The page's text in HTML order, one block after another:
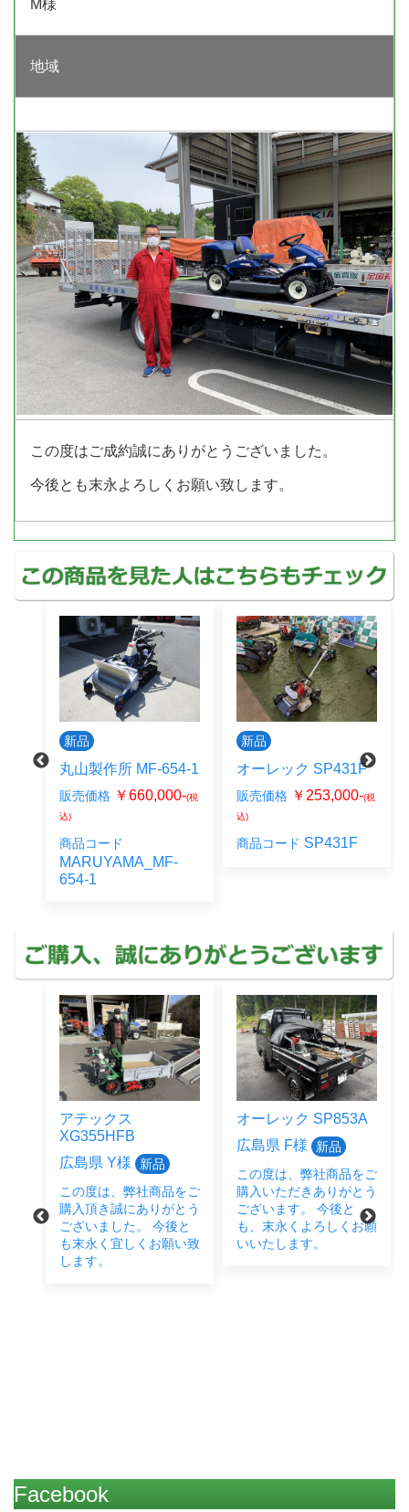
M様
地域
この度はご成約誠にありがとうございました。
今後とも末永よろしくお願い致します。
新品
オーレック SP431F
販売価格 ￥253,000-(税
込)
商品コード
新品
オーレック SP853A
販売価格 ￥297,000-(税
込)
商品コード SP853A
オーレック SP853A
広島県 F様
この度は、弊社商品をご
購入いただきありがとう
ございます。 今後と
も、末永くよろしくお願
いいたします。
クボタ
ER323SPGMW
この度は、弊社商品をご
購入いただきありがとう
ございました。 中古農
機を探していたが中々見
Facebook